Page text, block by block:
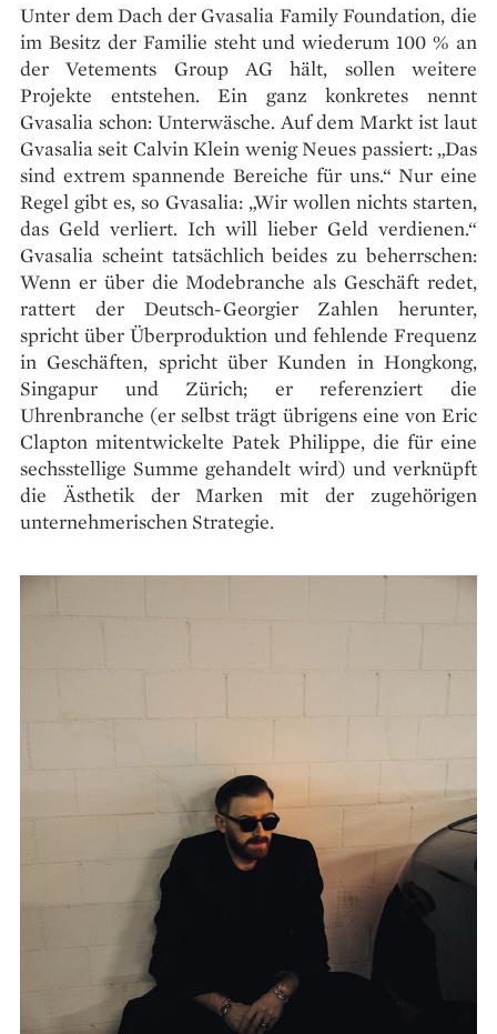
Unter dem Dach der Gvasalia Family Foundation, die
im Besitz der Familie steht und wiederum 100 % an
der Vetements Group AG hält, sollen weitere
Projekte entstehen. Ein ganz konkretes nennt
Gvasalia schon: Unterwäsche. Auf dem Markt ist laut
Gvasalia seit Calvin Klein wenig Neues passiert: „Das
sind extrem spannende Bereiche für uns.“ Nur eine
Regel gibt es, so Gvasalia: „Wir wollen nichts starten,
das Geld verliert. Ich will lieber Geld verdienen.“
Gvasalia scheint tatsächlich beides zu beherrschen:
Wenn er über die Modebranche als Geschäft redet,
rattert der Deutsch-Georgier Zahlen herunter,
spricht über Überproduktion und fehlende Frequenz
in Geschäften, spricht über Kunden in Hongkong,
Singapur und Zürich; er referenziert die
Uhrenbranche (er selbst trägt übrigens eine von Eric
Clapton mitentwickelte Patek Philippe, die für eine
sechsstellige Summe gehandelt wird) und verknüpft
die Ästhetik der Marken mit der zugehörigen
unternehmerischen Strategie.